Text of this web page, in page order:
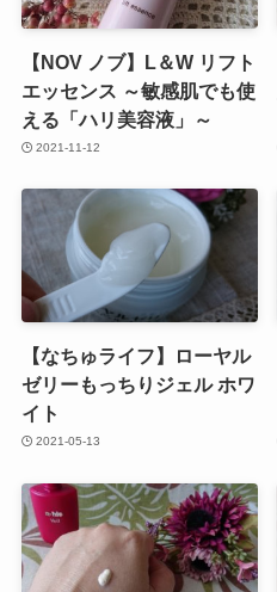
【NOV ノブ】L＆W リフト
エッセンス ～敏感肌でも使
える「ハリ美容液」～
2021-11-12
【なちゅライフ】ローヤル
ゼリーもっちりジェル ホワ
イト
2021-05-13